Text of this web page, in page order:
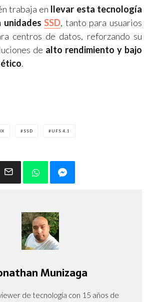
trabaja en llevar esta tecnología
unidadesSSD, tanto para usuarios
centros de datos, reforzando su
de alto rendimiento y bajo
.
SSD UFS 4.1
Munizaga
de tecnología con 15 años de